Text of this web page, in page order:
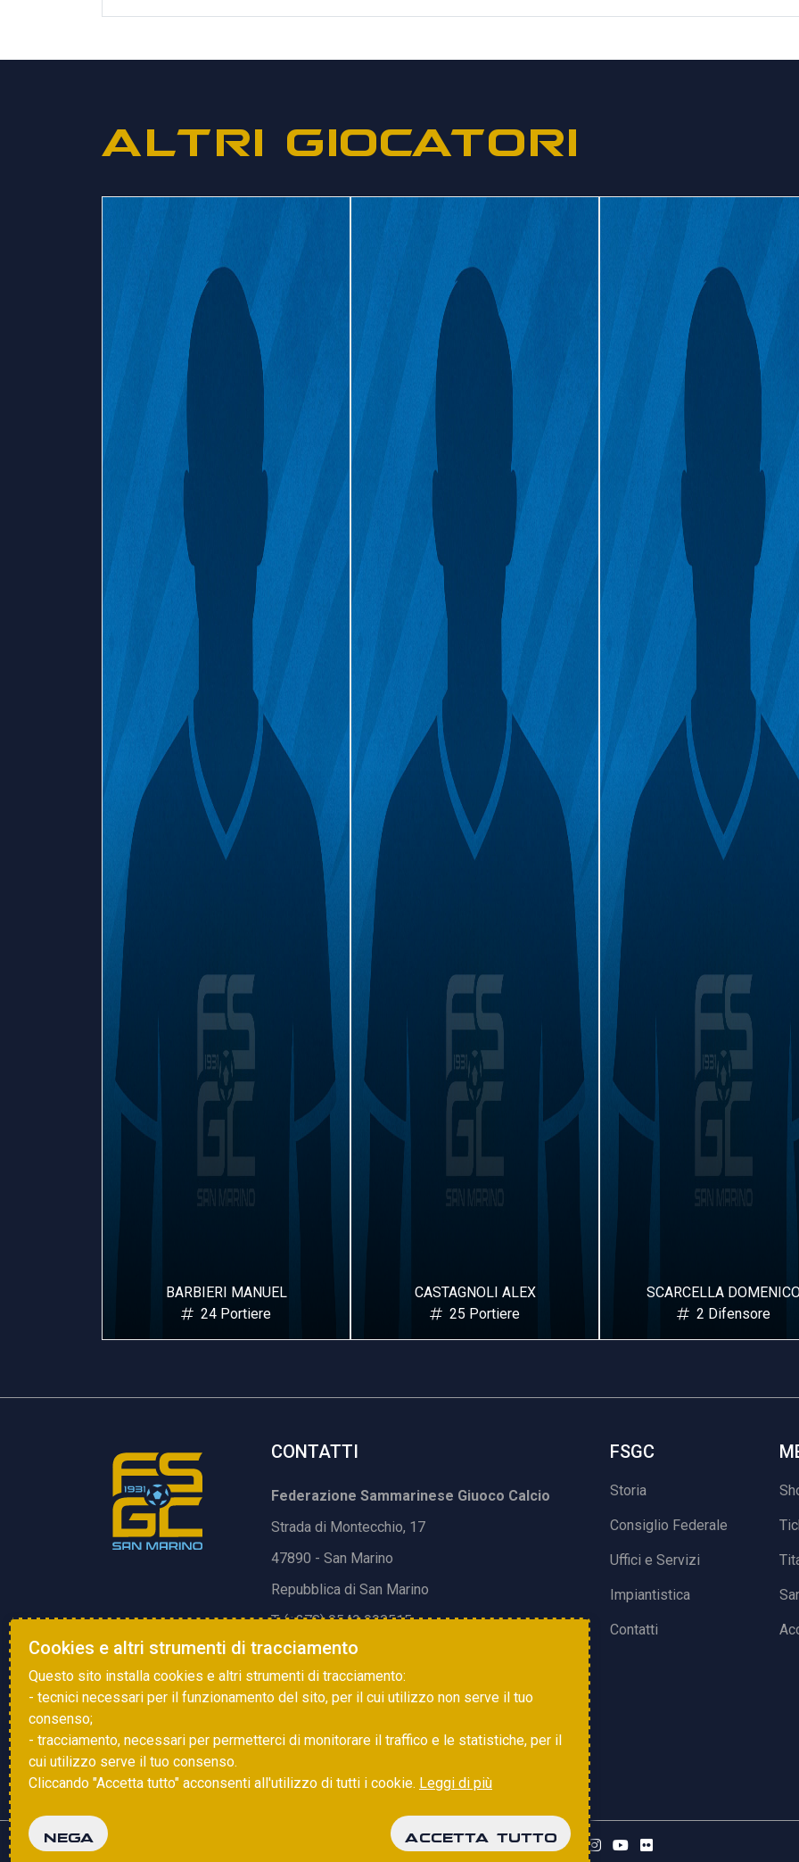
ALTRI GIOCATORI
BARBIERI MANUEL
24 Portiere
CASTAGNOLI ALEX
25 Portiere
SCARCELLA
2 Difensore
CONTATTI
Federazione Sammarinese Giuoco Calcio
Strada di Montecchio, 17
47890 - San Marino
Repubblica di San Marino
T. (+378) 0549 990515
E.info@fsgc.sm
FSGC
Storia
Consiglio Federale
Uffici e Servizi
Impiantistica
Contatti
Copyright © 2025 FSGC. Tutti i diritti riservati
Cookies e altri strumenti di tracciamento
Questo sito installa cookies e altri strumenti di tracciamento:
- tecnici necessari per il funzionamento del sito, per il cui utilizzo non serve il tuo
consenso;
- tracciamento, necessari per permetterci di monitorare il traffico e le statistiche, per il
cui utilizzo serve il tuo consenso.
Cliccando "Accetta tutto" acconsenti all'utilizzo di tutti i cookie. Leggi di più
NEGA ACCETTA TUTTO